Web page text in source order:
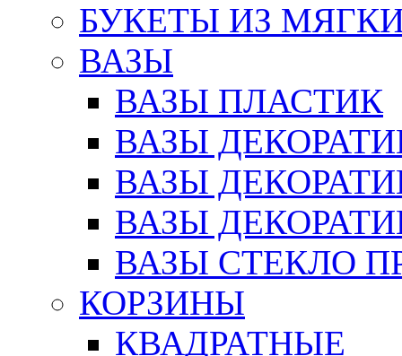
БУКЕТЫ ИЗ
ВАЗЫ
ВАЗЫ ПЛАСТИК
ВАЗЫ
ВАЗЫ
ВАЗЫ
ВАЗЫ СТЕКЛО
КОРЗИНЫ
КВАДРАТНЫЕ